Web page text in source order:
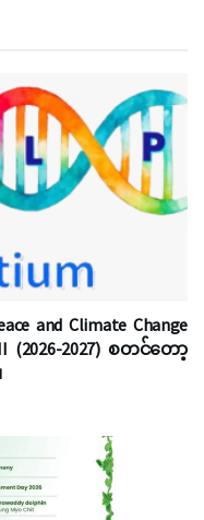
and Climate Change
II (2026-2027) စတင်တော့